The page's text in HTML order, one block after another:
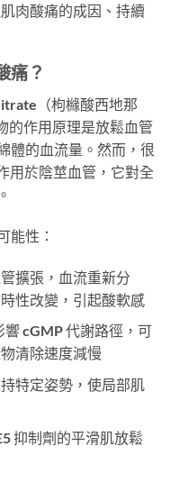
肉酸痛的成因、持續
痛？
（枸櫞酸西地那
的作用原理是放鬆血管
體的血流量。然而，很
用於陰莖血管，它對全
能性：
擴張，血流重新分
性改變，引起酸軟感
cGMP 代謝路徑，可
清除速度減慢
特定姿勢，使局部肌
抑制劑的平滑肌放鬆